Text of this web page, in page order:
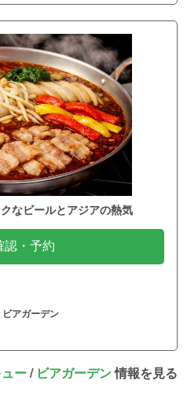
なビールとアジアの熱気
認・予約
アガーデン
ー/ ビアガーデン情報を見る